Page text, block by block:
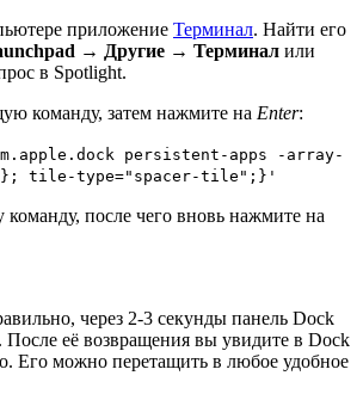
приложение Терминал. Найти его
→ Другие → Терминал или
в Spotlight.
команду, затем нажмите на Enter:
persistent-apps -array-
tile-type="spacer-tile";}'
после чего вновь нажмите на
через 2-3 секунды панель Dock
После её возвращения вы увидите в Dock
Его можно перетащить в любое удобное